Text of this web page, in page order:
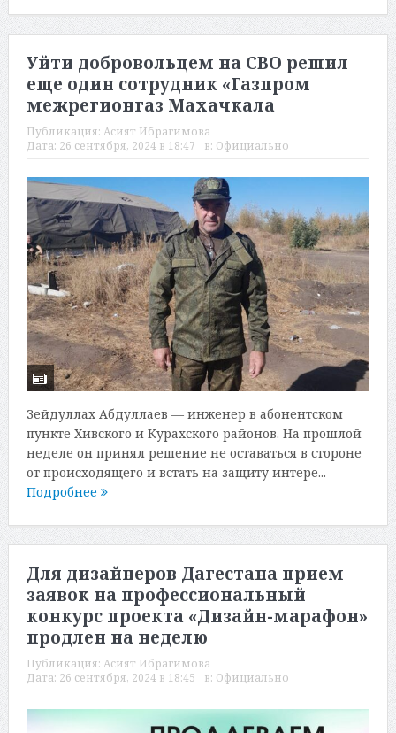
Уйти добровольцем на СВО решил
еще один сотрудник «Газпром
межрегионгаз Махачкала
Публикация: Асият Ибрагимова
Дата: 26 сентября, 2024 в 18:47 в: Официально
Зейдуллах Абдуллаев — инженер в абонентском
пункте Хивского и Курахского районов. На прошлой
неделе он принял решение не оставаться в стороне
от происходящего и встать на защиту интере...
Подробнее
Для дизайнеров Дагестана прием
заявок на профессиональный
конкурс проекта «Дизайн-марафон»
продлен на неделю
Публикация: Асият Ибрагимова
Дата: 26 сентября, 2024 в 18:45 в: Официально